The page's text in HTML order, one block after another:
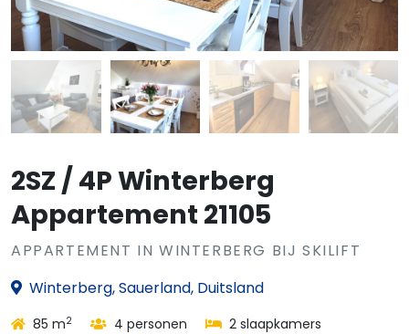
2SZ / 4P Winterberg
Appartement 21105
APPARTEMENT IN WINTERBERG BIJ SKILIFT
Winterberg, Sauerland, Duitsland
85 m2 4 personen
2 slaapkamers